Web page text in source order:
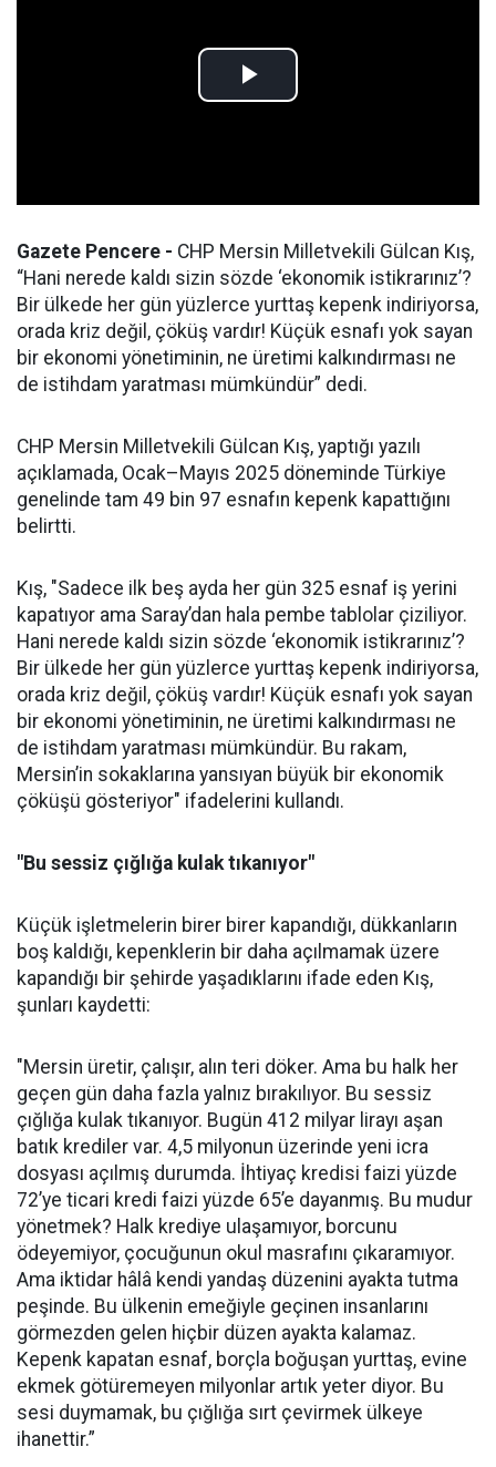
Gazete Pencere - CHP Mersin Milletvekili Gülcan Kış,
“Hani nerede kaldı sizin sözde ‘ekonomik istikrarınız’?
Bir ülkede her gün yüzlerce yurttaş kepenk indiriyorsa,
orada kriz değil, çöküş vardır! Küçük esnafı yok sayan
bir ekonomi yönetiminin, ne üretimi kalkındırması ne
de istihdam yaratması mümkündür” dedi.
CHP Mersin Milletvekili Gülcan Kış, yaptığı yazılı
açıklamada, Ocak–Mayıs 2025 döneminde Türkiye
genelinde tam 49 bin 97 esnafın kepenk kapattığını
belirtti.
Kış, "Sadece ilk beş ayda her gün 325 esnaf iş yerini
kapatıyor ama Saray’dan hala pembe tablolar çiziliyor.
Hani nerede kaldı sizin sözde ‘ekonomik istikrarınız’?
Bir ülkede her gün yüzlerce yurttaş kepenk indiriyorsa,
orada kriz değil, çöküş vardır! Küçük esnafı yok sayan
bir ekonomi yönetiminin, ne üretimi kalkındırması ne
de istihdam yaratması mümkündür. Bu rakam,
Mersin’in sokaklarına yansıyan büyük bir ekonomik
çöküşü gösteriyor" ifadelerini kullandı.
"Bu sessiz çığlığa kulak tıkanıyor"
Küçük işletmelerin birer birer kapandığı, dükkanların
boş kaldığı, kepenklerin bir daha açılmamak üzere
kapandığı bir şehirde yaşadıklarını ifade eden Kış,
şunları kaydetti:
"Mersin üretir, çalışır, alın teri döker. Ama bu halk her
geçen gün daha fazla yalnız bırakılıyor. Bu sessiz
çığlığa kulak tıkanıyor. Bugün 412 milyar lirayı aşan
batık krediler var. 4,5 milyonun üzerinde yeni icra
dosyası açılmış durumda. İhtiyaç kredisi faizi yüzde
72’ye ticari kredi faizi yüzde 65’e dayanmış. Bu mudur
yönetmek? Halk krediye ulaşamıyor, borcunu
ödeyemiyor, çocuğunun okul masrafını çıkaramıyor.
Ama iktidar hâlâ kendi yandaş düzenini ayakta tutma
peşinde. Bu ülkenin emeğiyle geçinen insanlarını
görmezden gelen hiçbir düzen ayakta kalamaz.
Kepenk kapatan esnaf, borçla boğuşan yurttaş, evine
ekmek götüremeyen milyonlar artık yeter diyor. Bu
sesi duymamak, bu çığlığa sırt çevirmek ülkeye
ihanettir.”